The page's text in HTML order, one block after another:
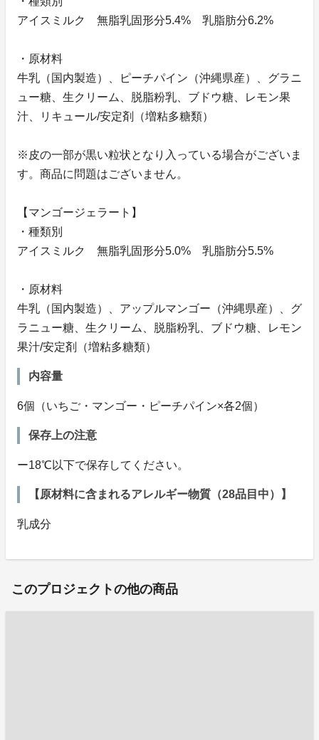
アイスミルク 無脂乳固形分5.4% 乳脂肪分6.2%
・原材料
牛乳（国内製造）、ピーチパイン（沖縄県産）、グラニ
ュー糖、生クリーム、脱脂粉乳、ブドウ糖、レモン果
汁、リキュール/安定剤（増粘多糖類）
※皮の一部が黒い粒状となり入っている場合がございま
す。商品に問題はございません。
【マンゴージェラート】
・種類別
アイスミルク 無脂乳固形分5.0% 乳脂肪分5.5%
・原材料
牛乳（国内製造）、アップルマンゴー（沖縄県産）、グ
ラニュー糖、生クリーム、脱脂粉乳、ブドウ糖、レモン
果汁/安定剤（増粘多糖類）
内容量
6個（いちご・マンゴー・ピーチパイン×各2個）
保存上の注意
ー18℃以下で保存してください。
【原材料に含まれるアレルギー物質（28品目中）】
乳成分
このプロジェクトの他の商品